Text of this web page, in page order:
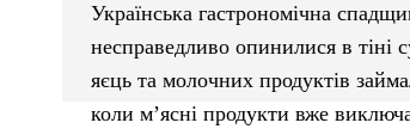
Українська гастрономічна
несправедливо опинилися в тіні
яєць та молочних продуктів
коли м’ясні продукти вже